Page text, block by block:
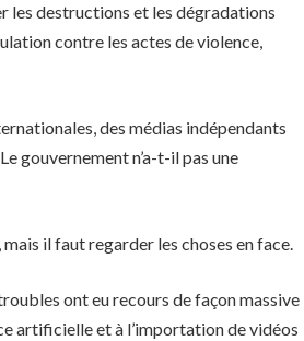
les destructions et les dégradations
contre les actes de violence,
des médias indépendants
gouvernement n’a-t-il pas une
il faut regarder les choses en face.
ont eu recours de façon massive
artificielle et à l’importation de vidéos